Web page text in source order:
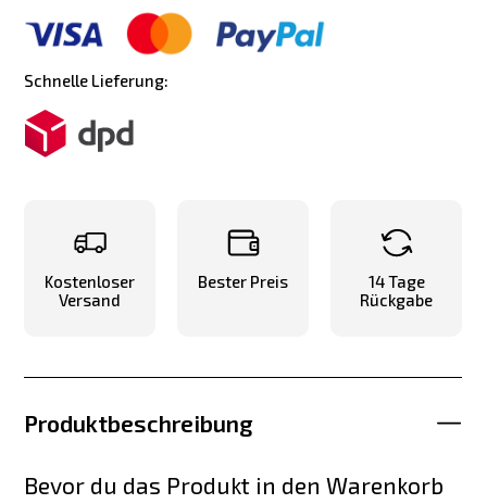
Schnelle Lieferung:
Kostenloser
Versand
Bester Preis
14 Tage
Rückgabe
Produktbeschreibung
Bevor du das Produkt in den Warenkorb